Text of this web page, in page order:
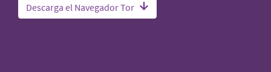
Descarga el Navegador Tor